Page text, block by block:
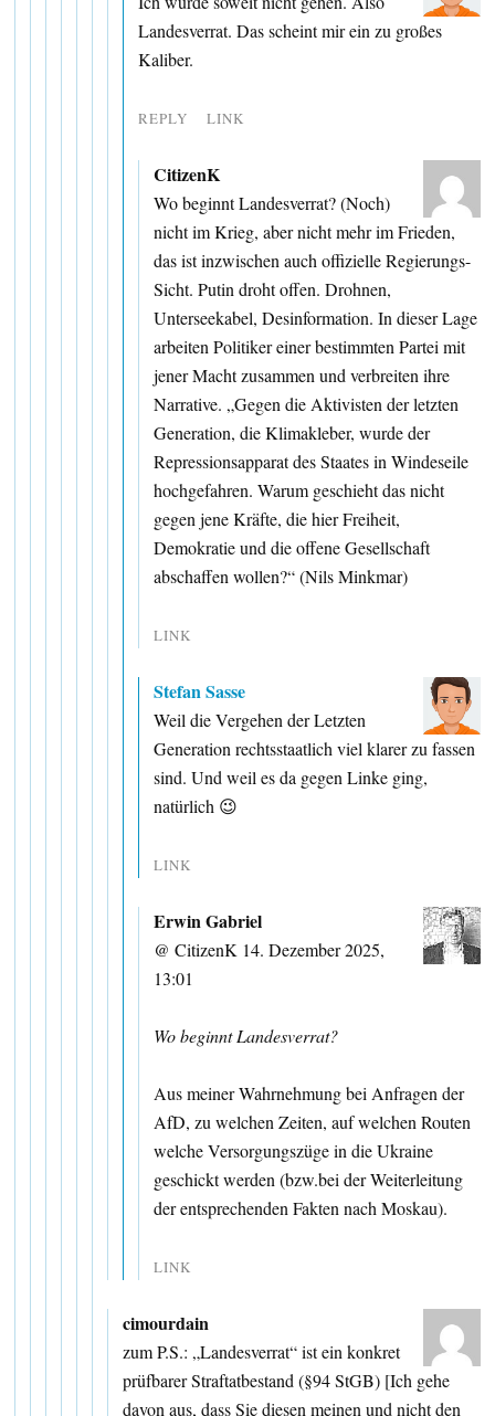
Landesverrat. Das scheint mir ein zu großes
Kaliber.
REPLY LINK
CitizenK
Wo beginnt Landesverrat? (Noch)
nicht im Krieg, aber nicht mehr im Frieden,
das ist inzwischen auch offizielle Regierungs-
Sicht. Putin droht offen. Drohnen,
Unterseekabel, Desinformation. In dieser Lage
arbeiten Politiker einer bestimmten Partei mit
jener Macht zusammen und verbreiten ihre
Narrative. „Gegen die Aktivisten der letzten
Generation, die Klimakleber, wurde der
Repressionsapparat des Staates in Windeseile
hochgefahren. Warum geschieht das nicht
gegen jene Kräfte, die hier Freiheit,
Demokratie und die offene Gesellschaft
abschaffen wollen?“ (Nils Minkmar)
LINK
Stefan Sasse
Weil die Vergehen der Letzten
Generation rechtsstaatlich viel klarer zu fassen
sind. Und weil es da gegen Linke ging,
natürlich 😉
LINK
Erwin Gabriel
@ CitizenK 14. Dezember 2025,
13:01
Wo beginnt Landesverrat?
Aus meiner Wahrnehmung bei Anfragen der
AfD, zu welchen Zeiten, auf welchen Routen
welche Versorgungszüge in die Ukraine
geschickt werden (bzw.bei der Weiterleitung
der entsprechenden Fakten nach Moskau).
LINK
cimourdain
zum P.S.: „Landesverrat“ ist ein konkret
prüfbarer Straftatbestand (§94 StGB) [Ich gehe
davon aus, dass Sie diesen meinen und nicht den